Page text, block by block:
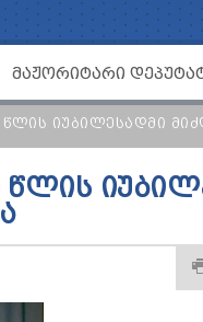
ᲛᲐᲟᲝᲠᲘᲢᲐᲠᲘ
ᲬᲚᲘᲡ ᲘᲣᲑᲘᲚᲔᲡᲐᲓᲛᲘ
ᲬᲚᲘᲡ